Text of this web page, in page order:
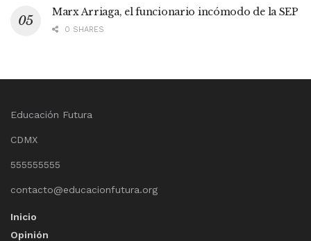
Marx Arriaga, el funcionario incómodo de la SEP
0 SHARES
Educación Futura
CDMX
555555555
contacto@educacionfutura.org
Inicio
Opinión